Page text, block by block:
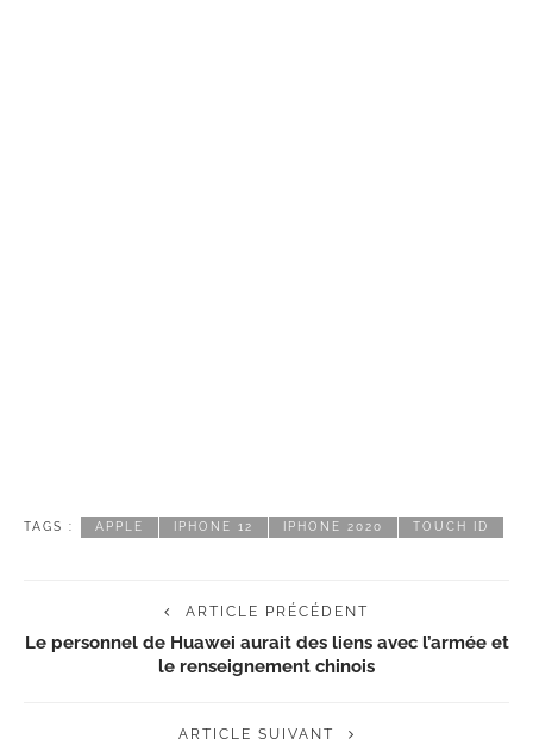
TAGS : APPLE IPHONE 12 IPHONE 2020 TOUCH ID
ARTICLE PRÉCÉDENT
Le personnel de Huawei aurait des liens avec l’armée et
le renseignement chinois
ARTICLE SUIVANT